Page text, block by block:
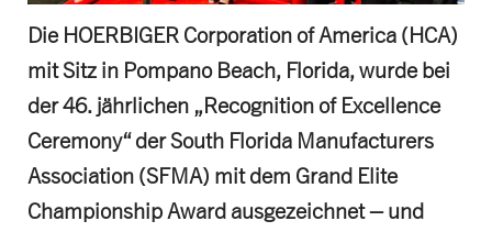
Die HOERBIGER Corporation of America (HCA)
mit Sitz in Pompano Beach, Florida, wurde bei
der 46. jährlichen „Recognition of Excellence
Ceremony“ der South Florida Manufacturers
Association (SFMA) mit dem Grand Elite
Championship Award ausgezeichnet – und